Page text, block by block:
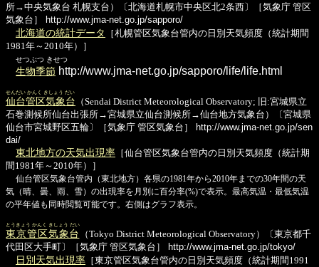
所→中央気象台 札幌支台）〔北海道札幌市中央区北2条西〕［気象庁 管区
気象台］
http://www.jma-net.go.jp/sapporo/
北海道の統計データ
［札幌管区気象台管内の日別天気頻度（統計期間
1981年～2010年）］
せつぶつ きせつ
生物季節 http://www.jma-net.go.jp/sapporo/life/life.html
仙台管区気象台
せんだい かんく きしょう だい
（Sendai District Meteorological Observatory; 旧:宮城県立
石巻測候所仙台出張所→宮城県立仙台測候所→仙台地方気象台）〔宮城県
仙台市宮城野区五輪〕［気象庁 管区気象台］
http://www.jma-net.go.jp/sen
dai/
東北地方の天気出現率 ［仙台管区気象台管内の日別天気頻度（統計期
間1981年～2010年）］
仙台管区気象台管内（東北地方）各県の1981年から2010年までの30年間の天
気（晴、曇、雨、雪）の出現率を月別に百分率(%)で表示。最高気温・最低気温
の平年値も同時閲覧可能です。右側はグラフ表示。
東京管区気象台
とうきょう かんく きしょう だい
（Tokyo District Meteorological Observatory）〔東京都千
代田区大手町〕［気象庁 管区気象台］
http://www.jma-net.go.jp/tokyo/
日別天気出現率 ［東京管区気象台管内の日別天気頻度（統計期間1991